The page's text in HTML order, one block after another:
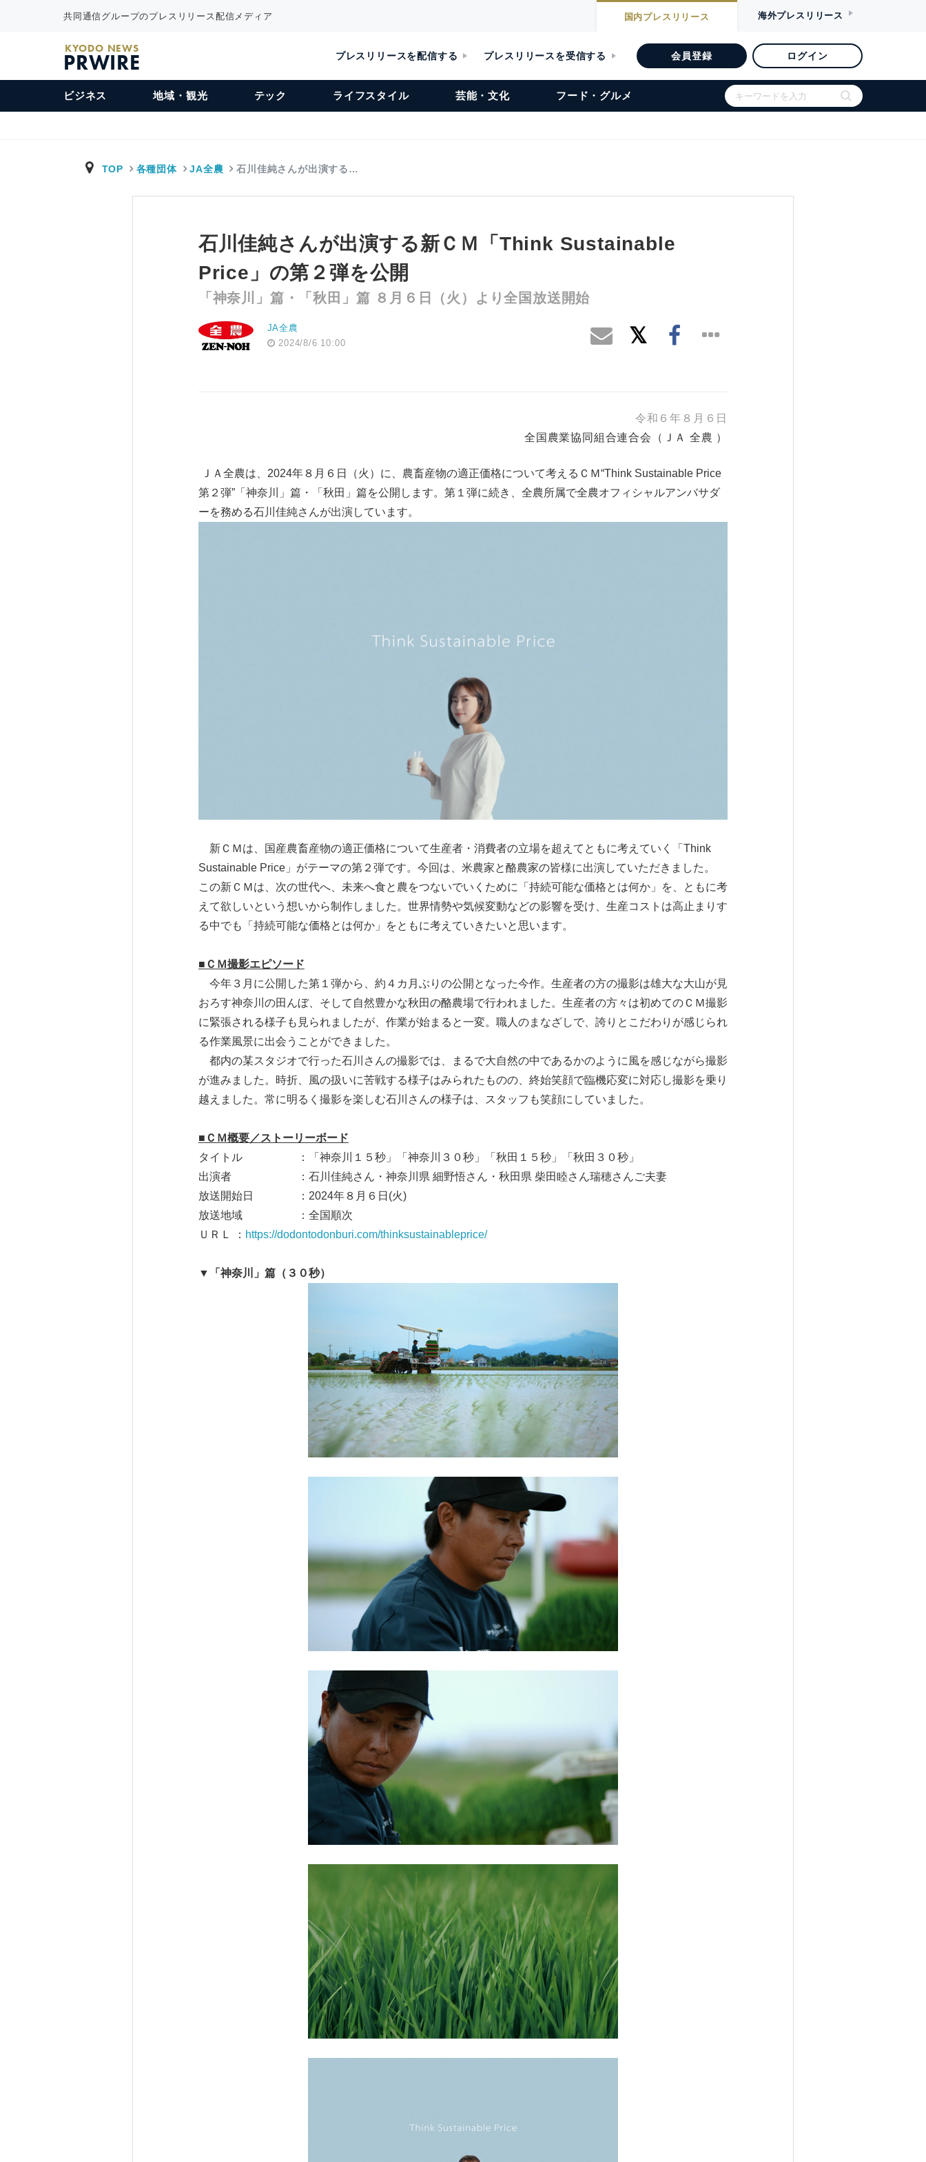
共同通信グループのプレスリリース配信メディア 国内プレスリリース 海外プレスリリース
KYODO NEWS
PRWIRE プレスリリースを配信する プレスリリースを受信する 会員登録 ログイン
ビジネス 地域・観光 テック ライフスタイル 芸能・文化 フード・グルメ
TOP 各種団体 JA全農 石川佳純さんが出演する…
石川佳純さんが出演する新ＣＭ「Think Sustainable
Price」の第２弾を公開
「神奈川」篇・「秋田」篇 ８月６日（火）より全国放送開始
JA全農
2024/8/6 10:00
令和６年８月６日
全国農業協同組合連合会（ＪＡ 全農 ）
ＪＡ全農は、2024年８月６日（火）に、農畜産物の適正価格について考えるＣＭ“Think Sustainable Price
第２弾”「神奈川」篇・「秋田」篇を公開します。第１弾に続き、全農所属で全農オフィシャルアンバサダ
ーを務める石川佳純さんが出演しています。
新ＣＭは、国産農畜産物の適正価格について生産者・消費者の立場を超えてともに考えていく「Think
Sustainable Price」がテーマの第２弾です。今回は、米農家と酪農家の皆様に出演していただきました。
この新ＣＭは、次の世代へ、未来へ食と農をつないでいくために「持続可能な価格とは何か」を、ともに考
えて欲しいという想いから制作しました。世界情勢や気候変動などの影響を受け、生産コストは高止まりす
る中でも「持続可能な価格とは何か」をともに考えていきたいと思います。
■ ＣＭ撮影エピソード
今年３月に公開した第１弾から、約４カ月ぶりの公開となった今作。生産者の方の撮影は雄大な大山が見
おろす神奈川の田んぼ、そして自然豊かな秋田の酪農場で行われました。生産者の方々は初めてのＣＭ撮影
に緊張される様子も見られましたが、作業が始まると一変。職人のまなざしで、誇りとこだわりが感じられ
る作業風景に出会うことができました。
都内の某スタジオで行った石川さんの撮影では、まるで大自然の中であるかのように風を感じながら撮影
が進みました。時折、風の扱いに苦戦する様子はみられたものの、終始笑顔で臨機応変に対応し撮影を乗り
越えました。常に明るく撮影を楽しむ石川さんの様子は、スタッフも笑顔にしていました。
■ ＣＭ概要／ストーリーボード
タイトル ：「神奈川１５秒」「神奈川３０秒」「秋田１５秒」「秋田３０秒」
出演者 ：石川佳純さん・神奈川県 細野悟さん・秋田県 柴田睦さん瑞穂さんご夫妻
放送開始日 ：2024年８月６日(火)
放送地域 ：全国順次
ＵＲＬ ： https://dodontodonburi.com/thinksustainableprice/
▼ 「神奈川」篇（３０秒）
Japanese